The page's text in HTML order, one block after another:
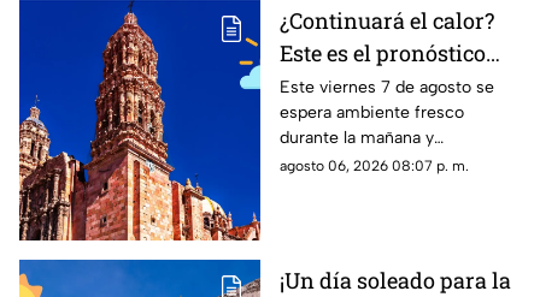
¿Continuará el calor?
Este es el pronóstico
del clima en Zacatecas
HOY viernes 7 de
agosto
Este viernes 7 de agosto se
espera ambiente fresco
durante la mañana y
temperaturas cálidas por la
agosto 06, 2026 08:07 p. m.
¡Un día soleado para la